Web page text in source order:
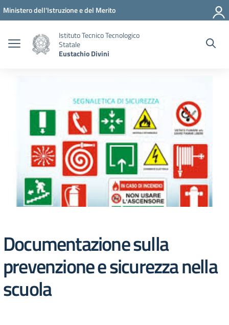
Vai ai contenuti
Vai al menu di navigazione
Vai al footer
Ministero dell'Istruzione e del Merito
Istituto Tecnico Tecnologico
Statale
Eustachio Divini
Documentazione sulla
prevenzione e sicurezza nella
scuola